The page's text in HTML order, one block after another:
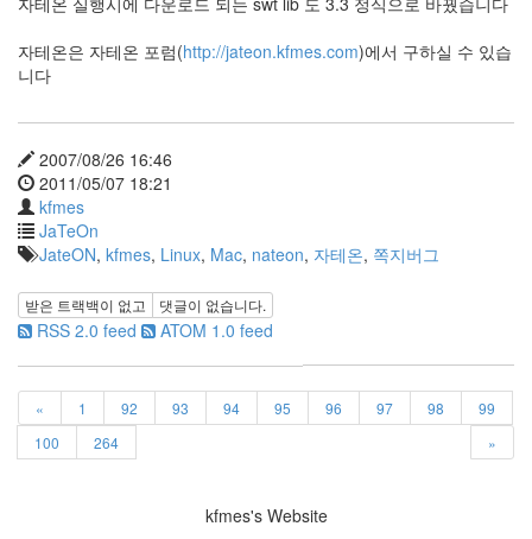
자테온은 자테온 포럼(http://jateon.kfmes.com)에서 구하실 수 있습
니다
2007/08/26 16:46
2011/05/07 18:21
kfmes
JaTeOn
JateON, kfmes, Linux, Mac, nateon, 자테온, 쪽지버그
받은 트랙백이 없고 댓글이 없습니다.
RSS 2.0 feed ATOM 1.0 feed
« 1 92 93 94 95 96 97 98
99
100
264 »
nateon
ghackfair
델
play
movie
이
android
데
kfmes's Website